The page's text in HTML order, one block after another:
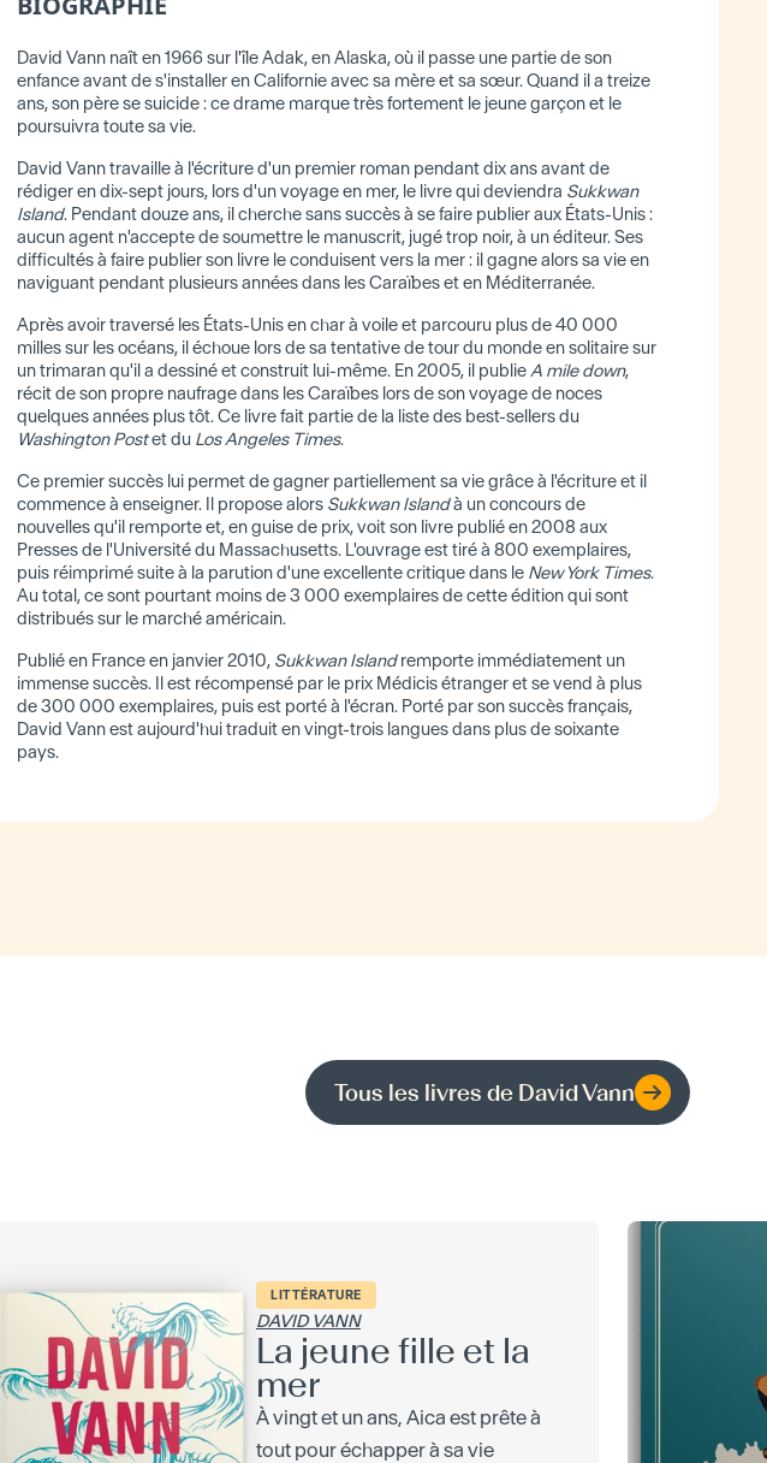
David Vann naît en 1966 sur l'île Adak, en Alaska, où il passe une partie de son
enfance avant de s'installer en Californie avec sa mère et sa sœur. Quand il a treize
ans, son père se suicide : ce drame marque très fortement le jeune garçon et le
poursuivra toute sa vie.
David Vann travaille à l'écriture d'un premier roman pendant dix ans avant de
rédiger en dix-sept jours, lors d'un voyage en mer, le livre qui deviendra Sukkwan
Island. Pendant douze ans, il cherche sans succès à se faire publier aux États-Unis :
aucun agent n'accepte de soumettre le manuscrit, jugé trop noir, à un éditeur. Ses
difficultés à faire publier son livre le conduisent vers la mer : il gagne alors sa vie en
naviguant pendant plusieurs années dans les Caraïbes et en Méditerranée.
Après avoir traversé les États-Unis en char à voile et parcouru plus de 40 000
milles sur les océans, il échoue lors de sa tentative de tour du monde en solitaire sur
un trimaran qu'il a dessiné et construit lui-même. En 2005, il publieA mile down,
récit de son propre naufrage dans les Caraïbes lors de son voyage de noces
quelques années plus tôt. Ce livre fait partie de la liste des best-sellers du
Washington Postet du Los Angeles Times.
Ce premier succès lui permet de gagner partiellement sa vie grâce à l'écriture et il
commence à enseigner. Il propose alors Sukkwan Islandà un concours de
nouvelles qu'il remporte et, en guise de prix, voit son livre publié en 2008 aux
Presses de l'Université du Massachusetts. L'ouvrage est tiré à 800 exemplaires,
puis réimprimé suite à la parution d'une excellente critique dans le New York Times.
Au total, ce sont pourtant moins de 3 000 exemplaires de cette édition qui sont
distribués sur le marché américain.
Publié en France en janvier 2010, Sukkwan Islandremporte immédiatement un
immense succès. Il est récompensé par le prix Médicis étranger et se vend à plus
de 300 000 exemplaires, puis est porté à l'écran. Porté par son succès français,
David Vann est aujourd'hui traduit en vingt-trois langues dans plus de soixante
pays.
Tous les livres de David Vann
LITTÉRATURE
DAVID VANN
La jeune fille et la
mer
À vingt et un ans, Aica est prête à
tout pour échapper à sa vie